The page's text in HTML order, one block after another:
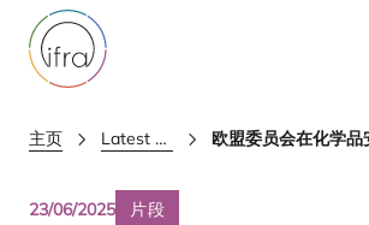
主页 Latest Updates
23/06/2025 片段